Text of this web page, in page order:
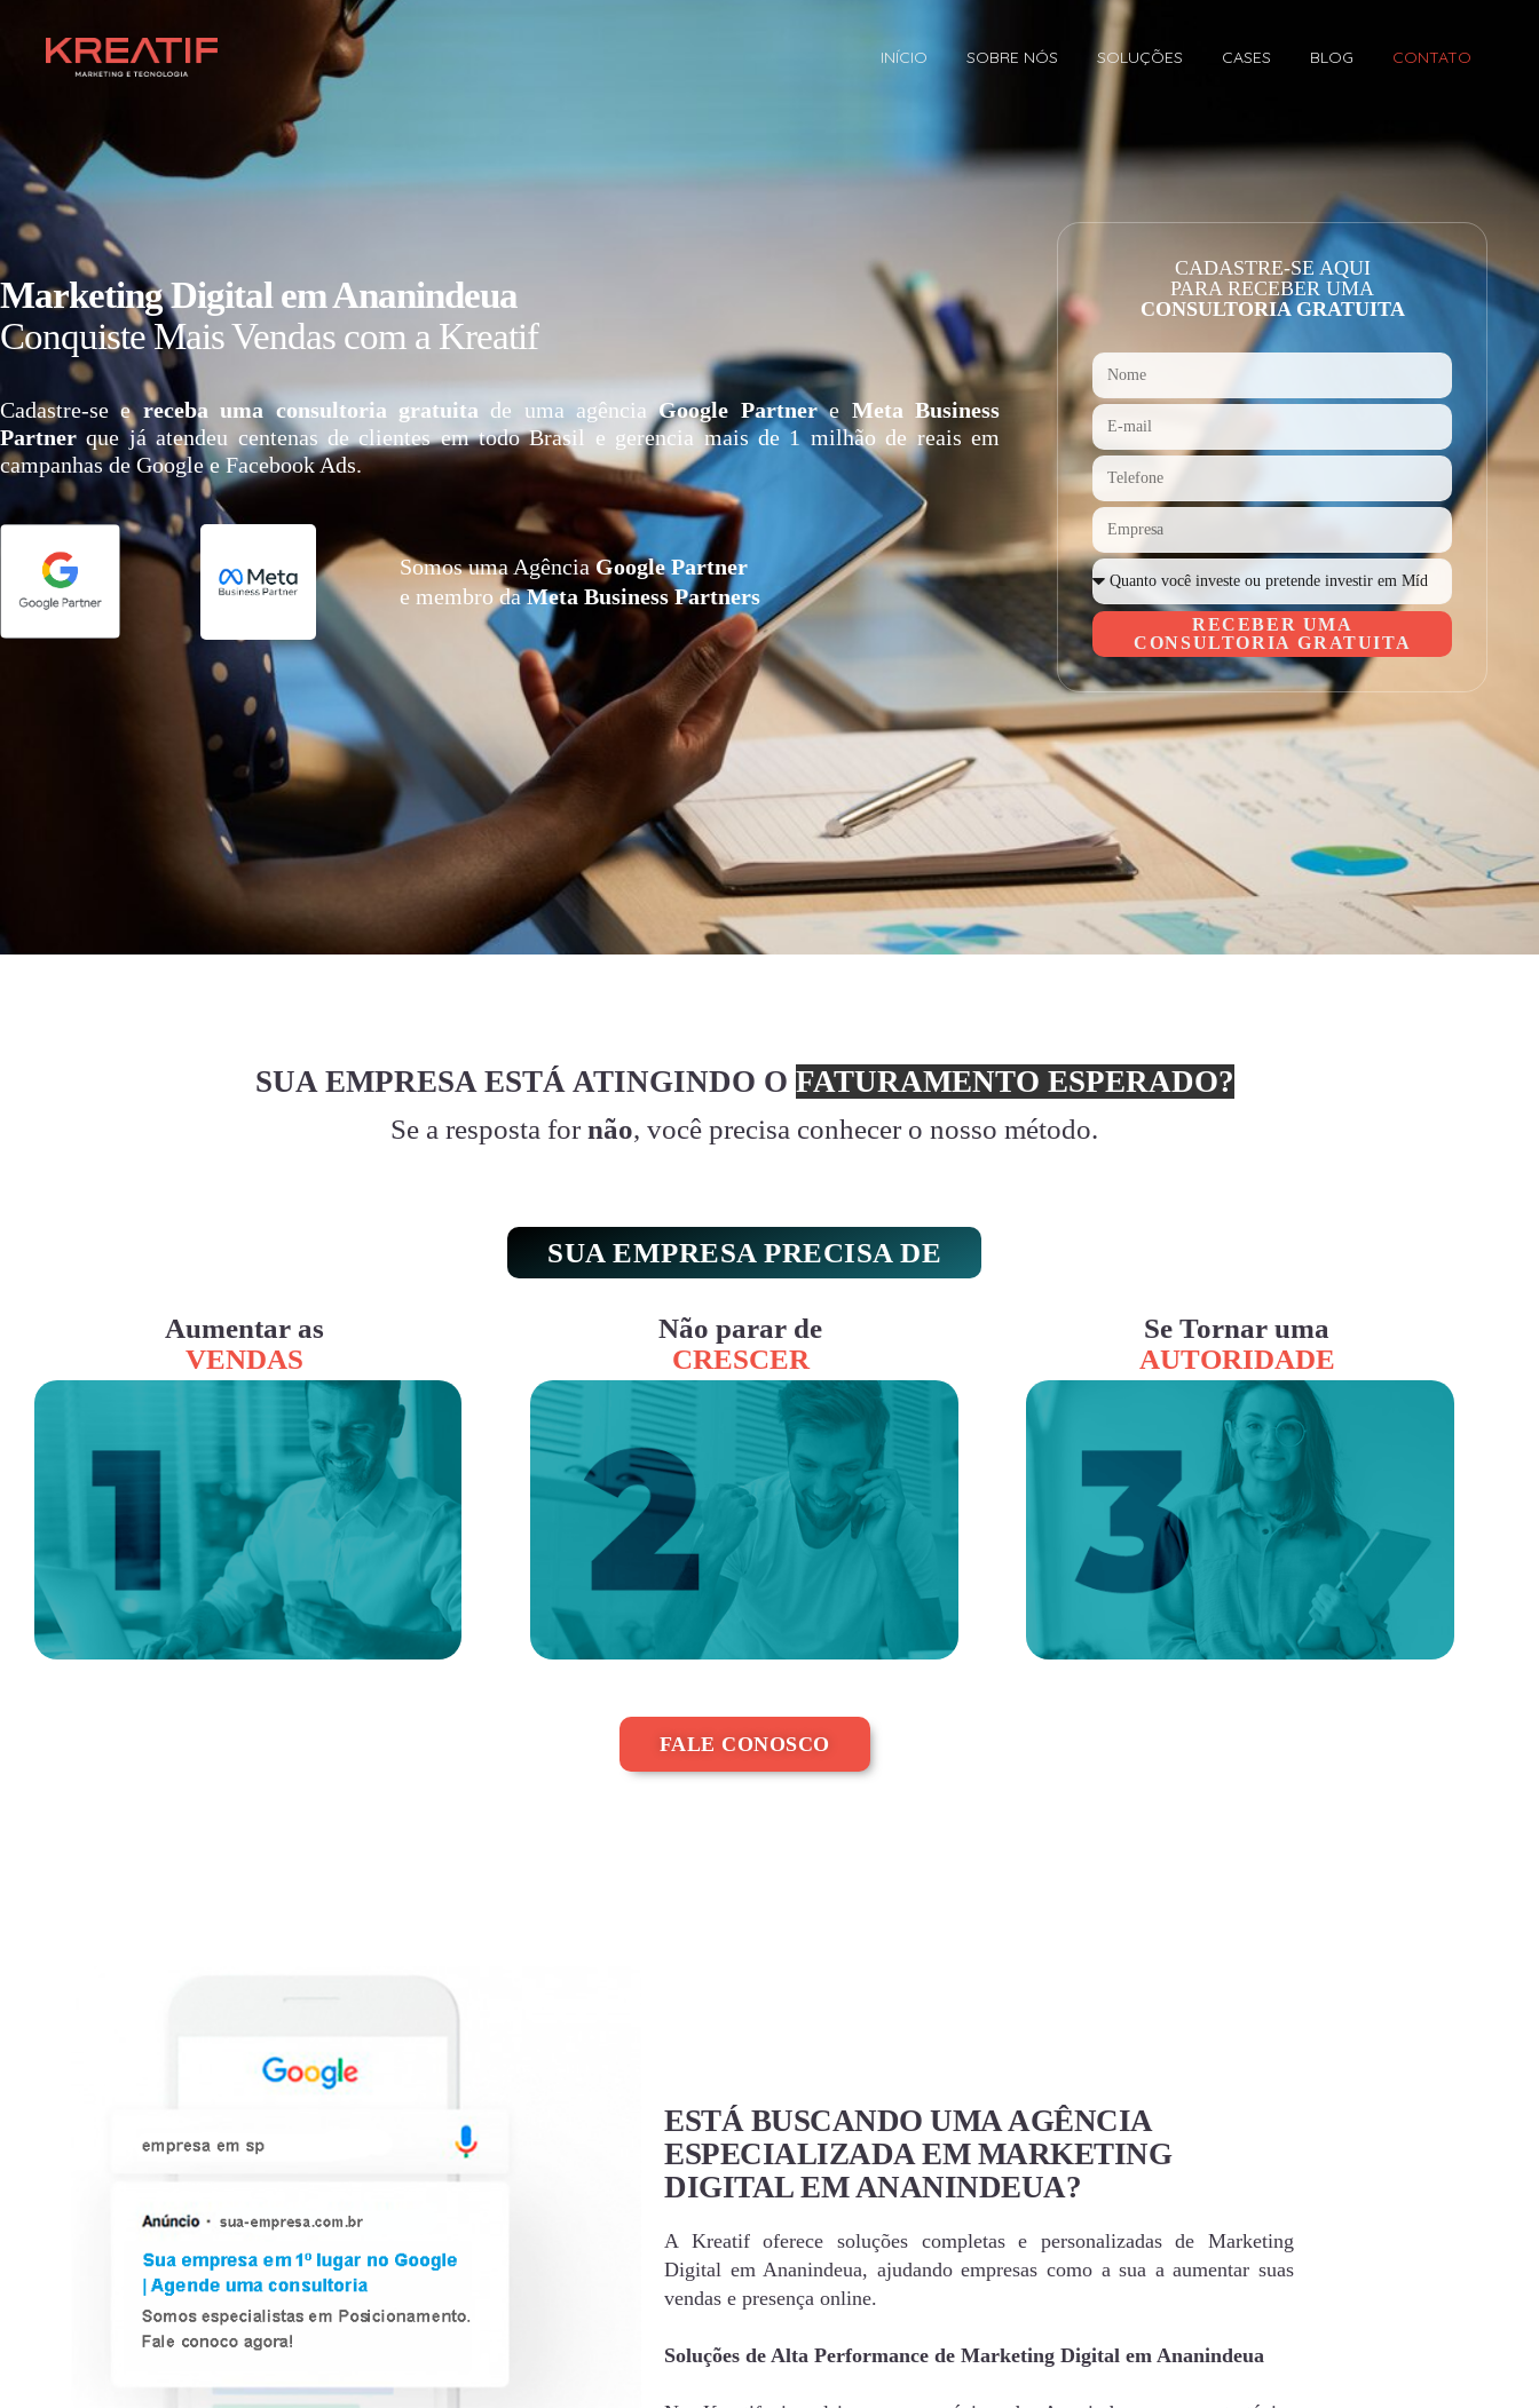
INÍCIO SOBRE NÓS SOLUÇÕES CASES BLOG CONTATO
Marketing Digital em Ananindeua
Conquiste Mais Vendas com a Kreatif
Cadastre-se e receba uma consultoria gratuita de uma agênciaGoogle Partnere Meta Business
Partner que já atendeu centenas de clientes em todo Brasil e gerencia mais de 1 milhão de reais em
campanhas de Google e Facebook Ads.
Somos uma AgênciaGoogle Partner
e membro daMeta Business Partners
CADASTRE-SE AQUI
PARA RECEBER UMA
CONSULTORIA GRATUITA
RECEBER UMA
CONSULTORIA GRATUITA
SUA EMPRESA ESTÁ ATINGINDO O FATURAMENTO ESPERADO?
Se a resposta for não, você precisa conhecer o nosso método.
SUA EMPRESA PRECISA DE
Aumentar as
VENDAS
Não parar de
CRESCER
Se Tornar uma
AUTORIDADE
FALE CONOSCO
ESTÁ BUSCANDO UMA AGÊNCIA
ESPECIALIZADA EM MARKETING
DIGITAL EM ANANINDEUA?
A Kreatif oferece soluções completas e personalizadas de Marketing
Digital em Ananindeua, ajudando empresas como a sua a aumentar suas
vendas e presença online.
Soluções de Alta Performance de Marketing Digital em Ananindeua